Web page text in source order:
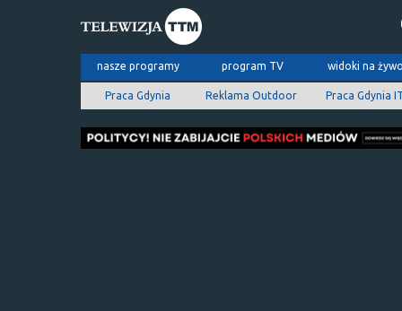
nasze programy program TV widoki na
Praca Gdynia Reklama Outdoor Praca Gdynia